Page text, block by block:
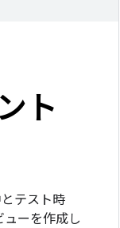
ト
テスト時
ーを作成し